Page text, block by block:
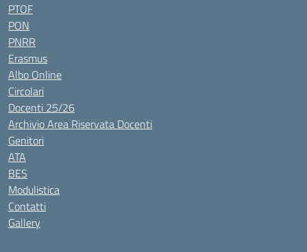
PTOF
PON
PNRR
Erasmus
Albo Online
Circolari
Docenti 25/26
Archivio Area Riservata Docenti
Genitori
ATA
BES
Modulistica
Contatti
Gallery